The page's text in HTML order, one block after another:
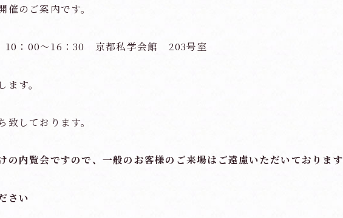
催のご案内です。
10：00～16：30 京都私学会館 203号室
ます。
致しております。
内覧会ですので、 一般のお客様のご来場はご遠慮いただいております
さい